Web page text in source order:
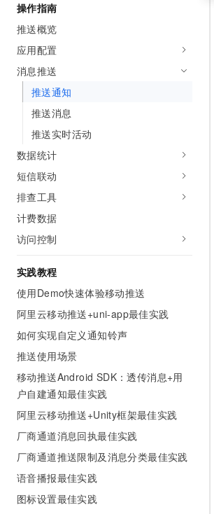
操作指南
推送概览
应用配置
消息推送
推送通知
推送消息
推送实时活动
数据统计
短信联动
排查工具
计费数据
访问控制
实践教程
使用Demo快速体验移动推送
阿里云移动推送+uni-app最佳实践
如何实现自定义通知铃声
推送使用场景
移动推送Android SDK：透传消息+用
户自建通知最佳实践
阿里云移动推送+Unity框架最佳实践
厂商通道消息回执最佳实践
厂商通道推送限制及消息分类最佳实践
语音播报最佳实践
图标设置最佳实践
存储
安全
中间件
数据库
大数据计算
媒体服务
企业服务与云通信
域名与网站
终端用户计算
Serverless
迁移与运维管理
专有云
现代化应用
安全
网络
可观测
上云与迁云
企业出海
政企业务